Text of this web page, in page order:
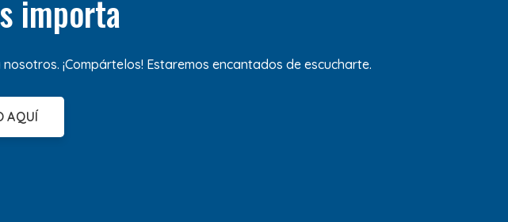
importa
¡Compártelos! Estaremos encantados de escucharte.
AQUÍ